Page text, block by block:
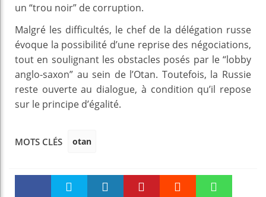
un “trou noir” de corruption.
Malgré les difficultés, le chef de la délégation russe
évoque la possibilité d’une reprise des négociations,
tout en soulignant les obstacles posés par le “lobby
anglo-saxon” au sein de l’Otan. Toutefois, la Russie
reste ouverte au dialogue, à condition qu’il repose
sur le principe d’égalité.
MOTS CLÉS otan